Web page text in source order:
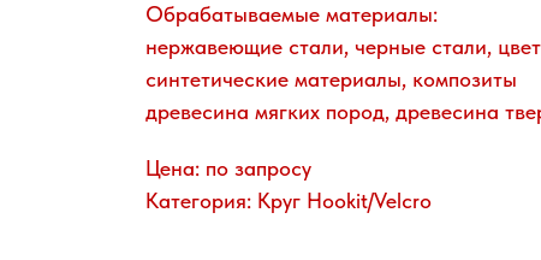
Обрабатываемые материалы:
нержавеющие стали, черные стали,
синтетические материалы, композиты
древесина мягких пород, древесина
Цена: по запросу
Категория: Круг Hookit/Velcro